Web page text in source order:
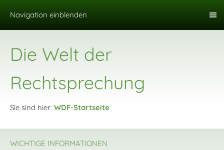
Navigation einblenden
Die Welt der
Rechtsprechung
Sie sind hier: WDF-Startseite
WICHTIGE INFORMATIONEN